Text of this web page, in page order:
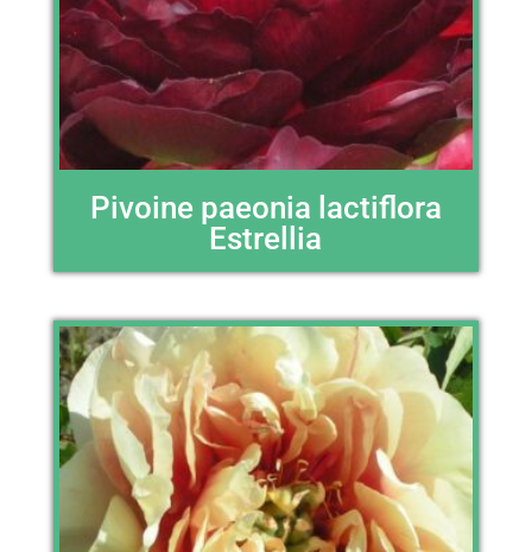
Pivoine paeonia lactiflora
Estrellia